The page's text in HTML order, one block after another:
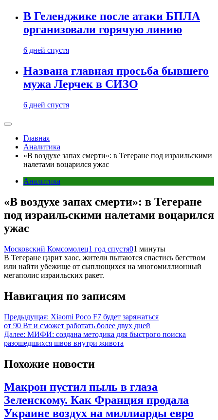
В Геленджике после атаки БПЛА
организовали горячую линию
6 дней спустя
Названа главная просьба бывшего
мужа Лерчек в СИЗО
6 дней спустя
Главная
Аналитика
«В воздухе запах смерти»: в Тегеране под израильскими
налетами воцарился ужас
Аналитика
«В воздухе запах смерти»: в Тегеране
под израильскими налетами воцарился
ужас
Московский Комсомолец1 год спустя01 минуты
В Тегеране царит хаос, жители пытаются спастись бегством
или найти убежище от сыплющихся на многомиллионный
мегаполис израильских ракет.
Навигация по записям
Предыдущая: Xiaomi Poco F7 будет заряжаться
от 90 Вт и сможет работать более двух дней
Далее: МИФИ: создана методика для быстрого поиска
разошедшихся швов внутри живота
Похожие новости
Макрон пустил пыль в глаза
Зеленскому. Как Франция продала
Украине воздух на миллиарды евро